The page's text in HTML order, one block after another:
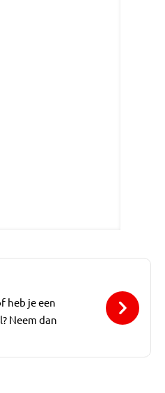
heb je een
Neem dan